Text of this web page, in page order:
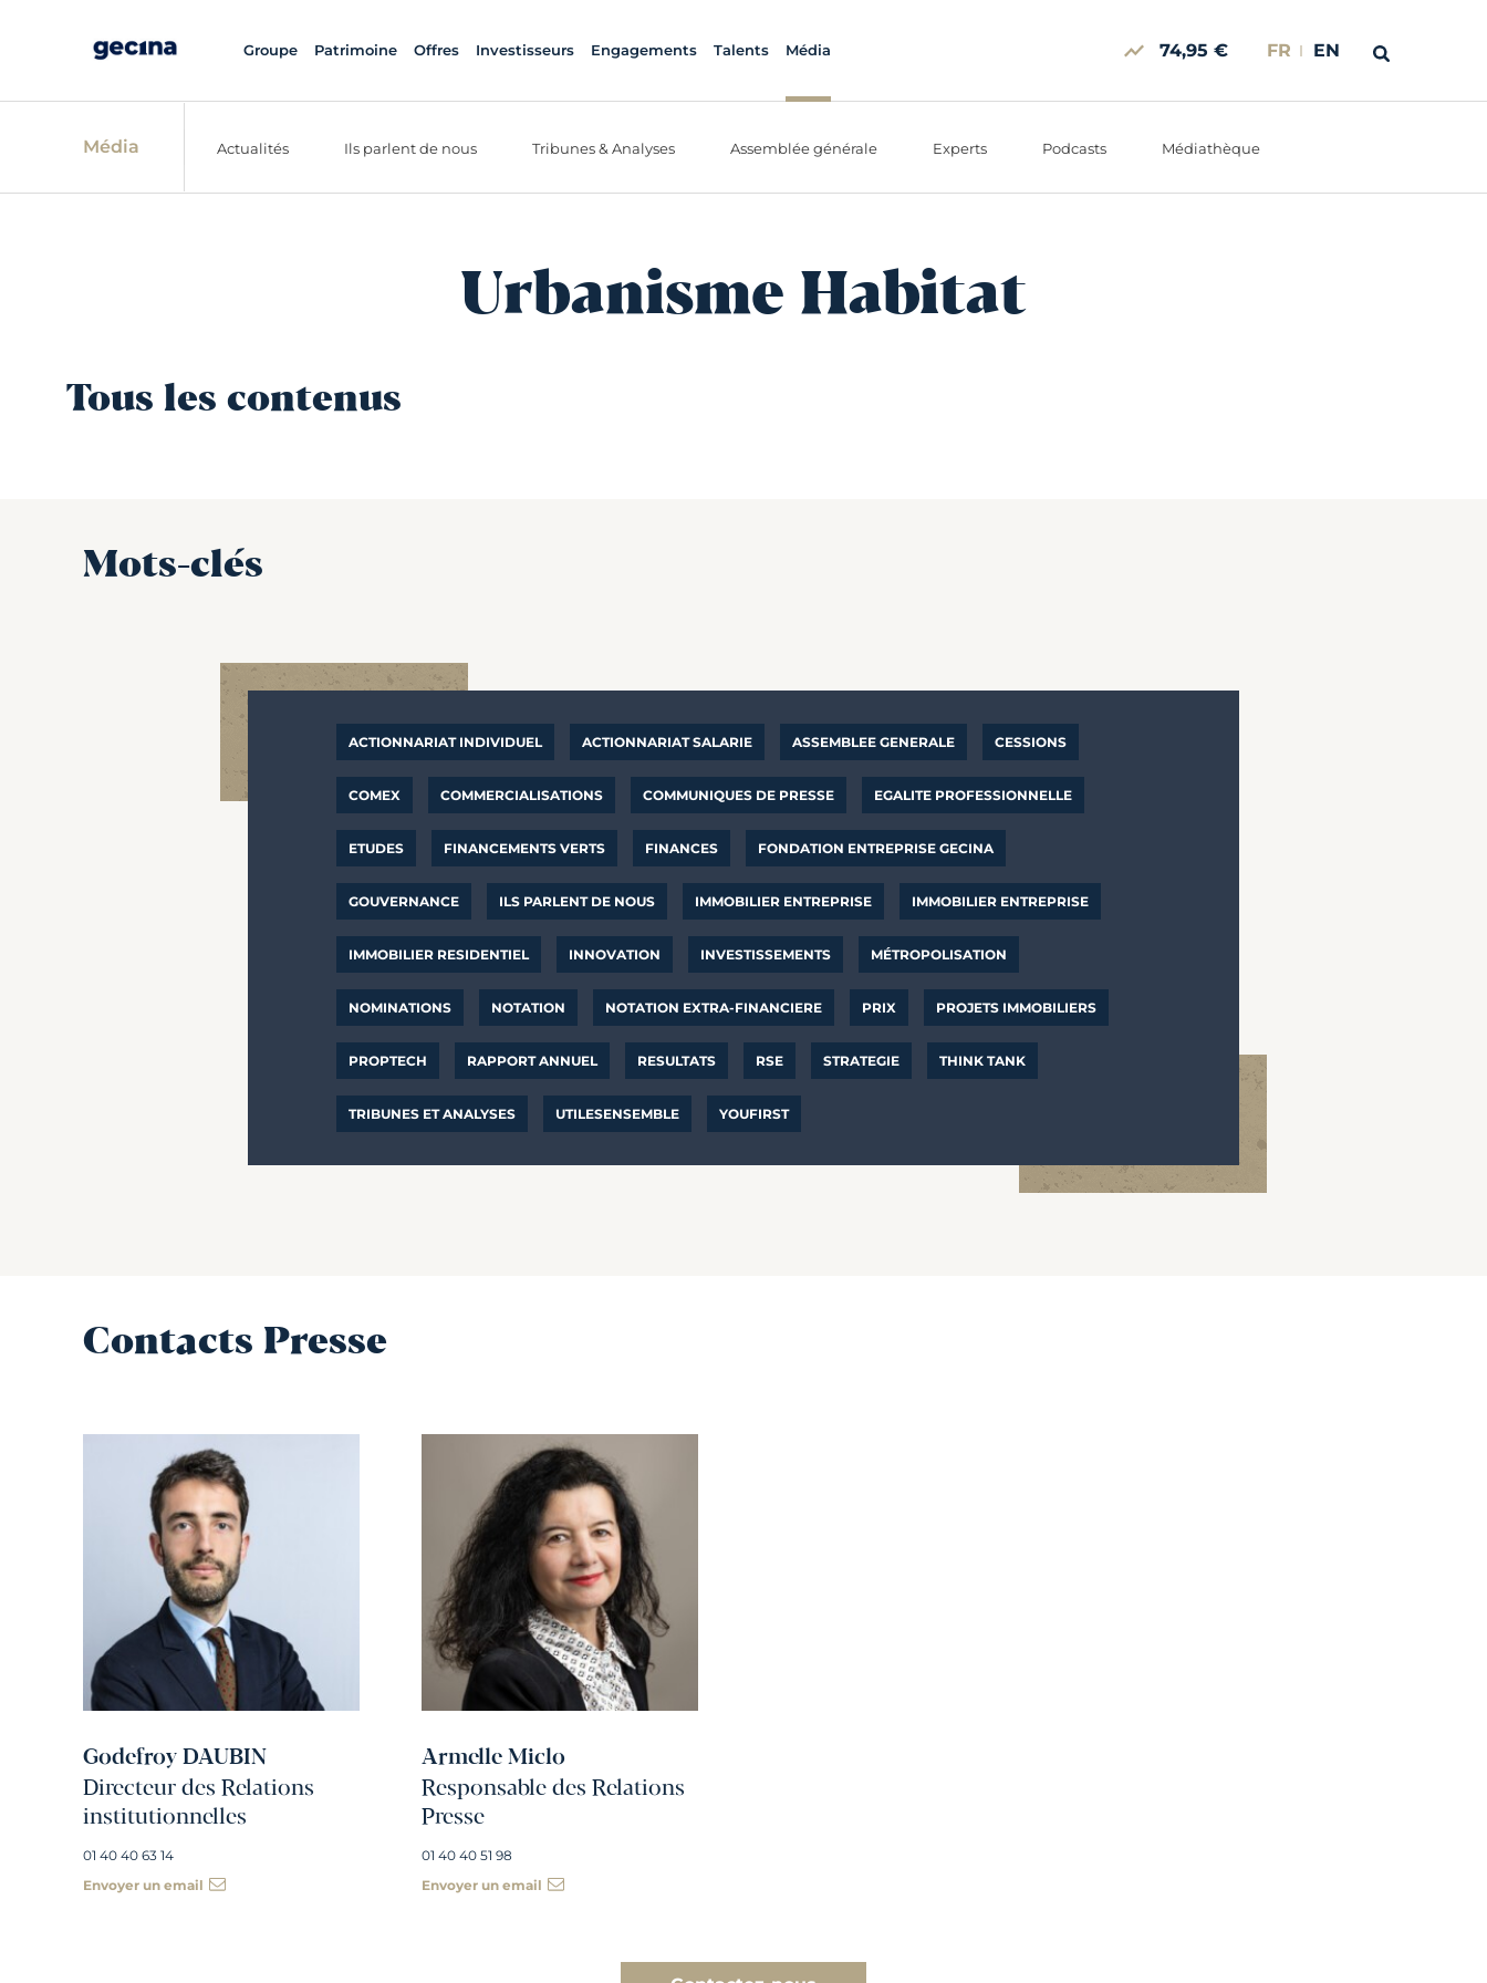
Groupe Patrimoine Offres Investisseurs Engagements Talents Média 74,95 € FR EN
Média Actualités Ils parlent de nous Tribunes & Analyses Assemblée générale Experts Podcasts Médiathèque
Urbanisme Habitat
Tous les contenus
Mots-clés
ACTIONNARIAT INDIVIDUEL ACTIONNARIAT SALARIE ASSEMBLEE GENERALE CESSIONS
COMEX COMMERCIALISATIONS COMMUNIQUES DE PRESSE EGALITE PROFESSIONNELLE
ETUDES FINANCEMENTS VERTS FINANCES FONDATION ENTREPRISE GECINA
GOUVERNANCE ILS PARLENT DE NOUS IMMOBILIER ENTREPRISE IMMOBILIER ENTREPRISE
IMMOBILIER RESIDENTIEL INNOVATION INVESTISSEMENTS MÉTROPOLISATION
NOMINATIONS NOTATION NOTATION EXTRA-FINANCIERE PRIX PROJETS IMMOBILIERS
PROPTECH RAPPORT ANNUEL RESULTATS RSE STRATEGIE THINK TANK
TRIBUNES ET ANALYSES UTILESENSEMBLE YOUFIRST
Contacts Presse
Godefroy DAUBIN
Directeur des Relations
institutionnelles
01 40 40 63 14
Envoyer un email
Armelle Miclo
Responsable des Relations
Presse
01 40 40 51 98
Envoyer un email